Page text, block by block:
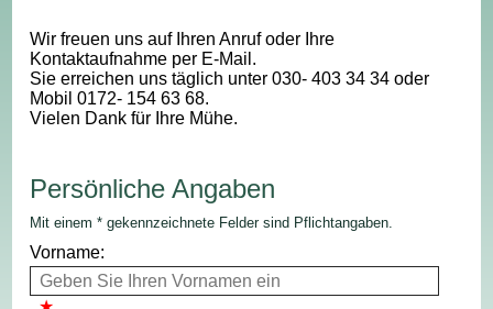
Wir freuen uns auf Ihren Anruf oder Ihre
Kontaktaufnahme per E-Mail.
Sie erreichen uns täglich unter 030- 403 34 34 oder
Mobil 0172- 154 63 68.
Vielen Dank für Ihre Mühe.
Persönliche Angaben
Mit einem * gekennzeichnete Felder sind Pflichtangaben.
Vorname: